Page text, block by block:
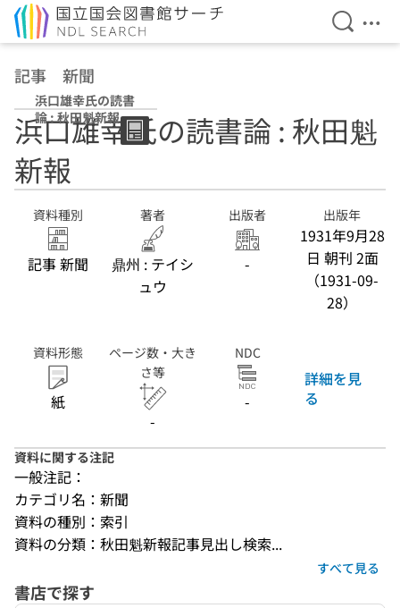
検索を
メ
記事 新聞
浜口雄幸氏の読書
論 : 秋田魁新報
浜口雄幸氏の読書論 : 秋田魁
新報
資料種別
記事 新聞
著者
鼎州 : テイシ
ュウ
出版者
-
出版年
1931年9月28
日 朝刊 2面
（1931-09-
28）
資料形態
紙
ページ数・大き
さ等
-
NDC
-
詳細を見
る
資料に関する注記
一般注記：
カテゴリ名：新聞
資料の種別：索引
資料の分類：秋田魁新報記事見出し検索...
すべて見る
書店で探す